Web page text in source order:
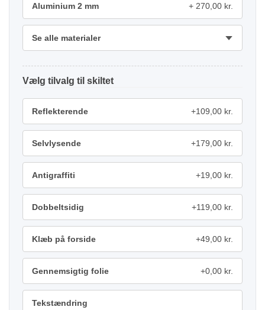
Aluminium 2 mm 270,00 kr.
Se alle materialer
tilvalg
Reflekterende +109,00 kr.
Selvlysende +179,00 kr.
Antigraffiti +19,00 kr.
Dobbeltsidig +119,00 kr.
Klæb på forside +49,00 kr.
Gennemsigtig folie +0,00 kr.
Tekstændring